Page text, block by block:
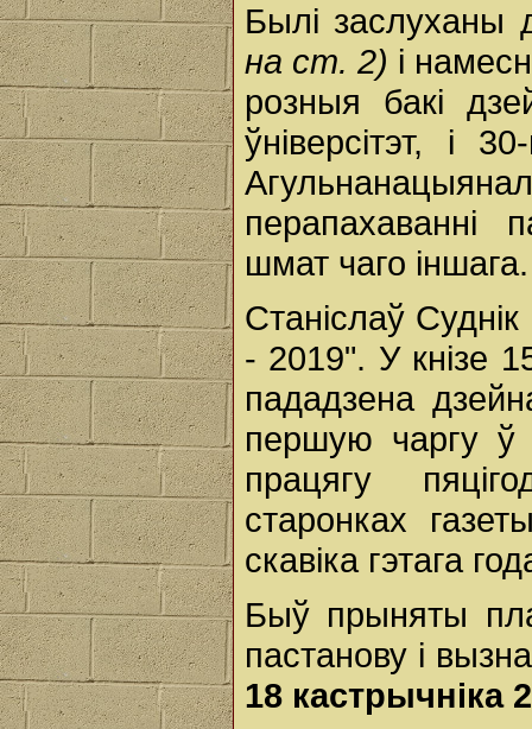
Былі
на ст. 2) і
розныя бакі
ўніверсітэт, і
перапахаванні
шмат чаго іншага.
Станіслаў
- 2019". У кнізе
пададзена
першую чаргу ў
працягу
старонках
скавіка гэтага
Быў прыняты
пастанову і
18 кастрычніка